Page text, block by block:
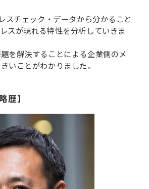
スチェック・データから分かること
スが現れる特性を分析していきま
を解決することによる企業側のメ
いことがわかりました。
歴】